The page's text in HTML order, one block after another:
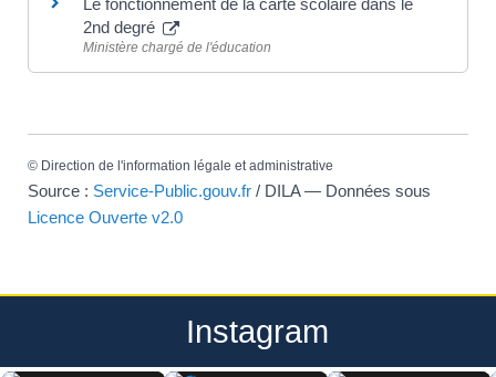
Le fonctionnement de la carte scolaire dans le
2nd degré
Ministère chargé de l'éducation
© Direction de l'information légale et administrative
Source : Service-Public.gouv.fr / DILA — Données sous
Licence Ouverte v2.0
Instagram